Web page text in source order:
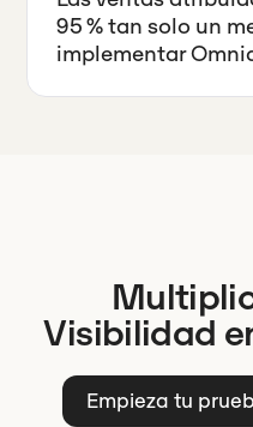
95 % tan solo un
implementar
Visibilidad
Empieza tu